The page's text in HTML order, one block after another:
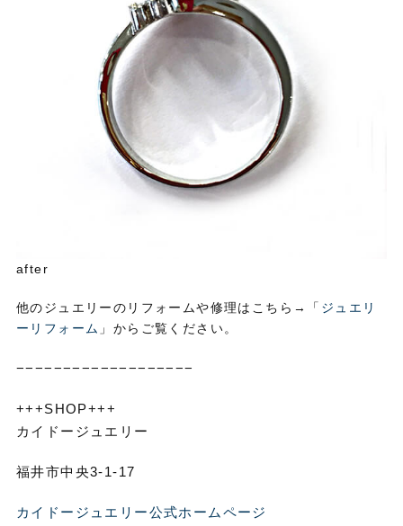
after
他のジュエリーのリフォームや修理はこちら→「 ジュエリ
ーリフォーム 」からご覧ください。
−−−−−−−−−−−−−−−−−−−
+++SHOP+++
カイドージュエリー
福井市中央3-1-17
カイドージュエリー公式ホームページ